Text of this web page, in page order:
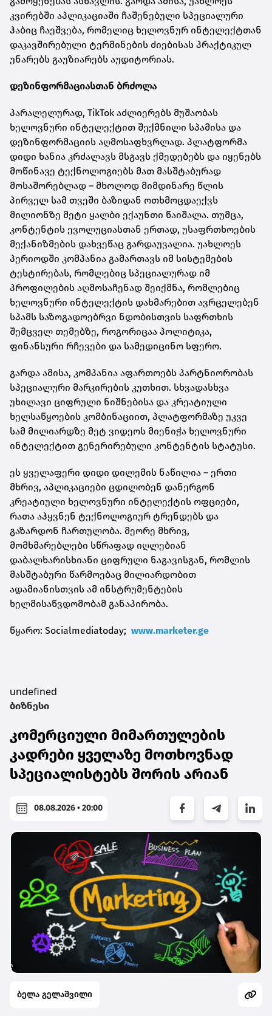
კვირებში აპლიკაციაში ჩაშენებული სპეციალური
ჰაბიც ჩაეშვება, რომელიც ხელოვნურ ინტელექტთან
დაკავშირებული ტერმინების ძიებისას პრაქტიკულ
უნარებს გაუზიარებს აუდიტორიას.
დეზინფორმაციასთან ბრძოლა
პარალელურად, TikTok აძლიერებს მუშაობას
ხელოვნური ინტელექტით შექმნილი სპამისა და
დეზინფორმაციის აღმოსაფხვრლად. პლატფორმა
დიდი ხანია კრძალავს მსგავს ქმედებებს და იყენებს
მოწინავე ტექნოლოგიებს მათ მასშტაბურად
მოსაშორებლად – მხოლოდ მიმდინარე წლის
პირველ სამ თვეში ბაზიდან ოთხმოცდაექვს
მილიონზე მეტი ყალბი ექაუნთი წაიშალა. თუმცა,
კონტენტის ევოლუციასთან ერთად, უსაფრთხოების
მექანიზმების დახვეწაც გარდაუვალია. უახლოეს
პერიოდში კომპანია გამართავს იმ სისტემების
ტესტირებას, რომლებიც სპეციალურად იმ
პროფილების აღმოსაჩენად შეიქმნა, რომლებიც
ხელოვნური ინტელექტის დახმარებით ავრცელებენ
სპამს საზოგადოებრვი ნდობისთვის საფრთხის
შემცველ თემებზე, როგორიცაა პოლიტიკა,
ფინანსური რჩევები და სამედიცინო სფერო.
გარდა ამისა, კომპანია აფართოებს პარტნიორობას
სპეციალური მარკირების კუთხით. სხვადასხვა
უხილავი ციფრული ნიშნებისა და კრეატიული
ხელსაწყოების კომბინაციით, პლატფორმაზე უკვე
სამ მილიარდზე მეტ ვიდეოს მიენიჭა ხელოვნური
ინტელექტით გენერირებული კონტენტის სტატუსი.
ეს ყველაფერი დიდი დილემის ნაწილია – ერთი
მხრივ, აპლიკაციები ცდილობენ დანერგონ
კრეატიული ხელოვნური ინტელექტის ოფციები,
რათა აჰყვნენ ტექნოლოგიურ ტრენდებს და
გაზარდონ ჩართულობა. მეორე მხრივ,
მომხმარებლები სწრაფად იღლებიან
დაბალხარისხიანი ციფრული ნაგავისგან, რომლის
მასშტაბური წარმოებაც მილიარდობით
ადამიანისთვის ამ ინსტრუმენტების
ხელმისაწვდომობამ განაპირობა.
წყარო: Socialmediatoday; www.marketer.ge
undefined
ბიზნესი
კომერციული მიმართულების
კადრები ყველაზე მოთხოვნად
სპეციალისტებს შორის არიან
08.08.2026 • 20:00
ბელა გელაშვილი